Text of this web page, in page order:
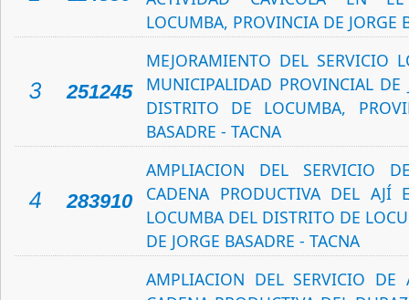
LOCUMBA, PROVINCIA DE JORGE
3 251245
MEJORAMIENTO DEL SERVICIO
MUNICIPALIDAD PROVINCIAL DE
DISTRITO DE LOCUMBA,
BASADRE - TACNA
4 283910
AMPLIACION DEL SERVICIO
CADENA PRODUCTIVA DEL AJÍ
LOCUMBA DEL DISTRITO DE
DE JORGE BASADRE - TACNA
AMPLIACION DEL SERVICIO DE